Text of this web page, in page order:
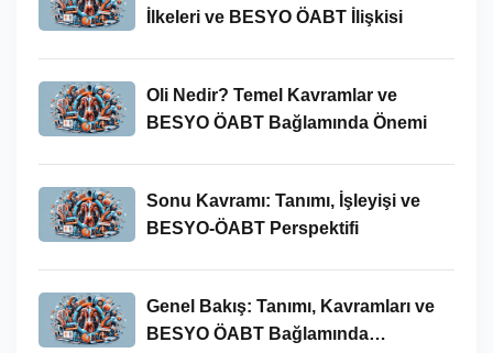
İlkeleri ve BESYO ÖABT İlişkisi
Oli Nedir? Temel Kavramlar ve
BESYO ÖABT Bağlamında Önemi
Sonu Kavramı: Tanımı, İşleyişi ve
BESYO-ÖABT Perspektifi
Genel Bakış: Tanımı, Kavramları ve
BESYO ÖABT Bağlamında